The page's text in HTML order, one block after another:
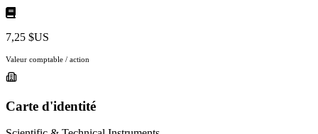
7,25 $US
Valeur comptable / action
Carte d'identité